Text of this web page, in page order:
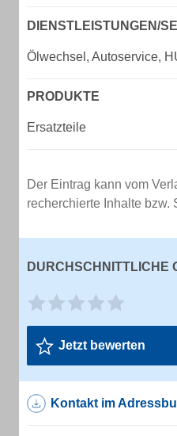
DIENSTLEISTUNGEN/
Ölwechsel, Autoservice,
PRODUKTE
Ersatzteile
Der Eintrag kann vom
recherchierte Inhalte bzw.
DURCHSCHNITTLICHE
Jetzt bewerten
Kontakt im